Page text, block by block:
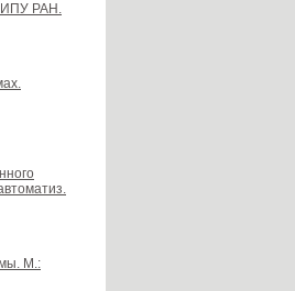
ИПУ РАН.
М.: